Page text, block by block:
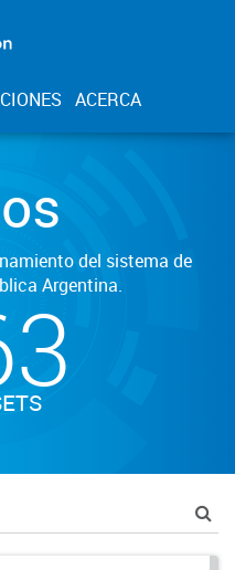
ACERCA
del sistema de
Argentina.